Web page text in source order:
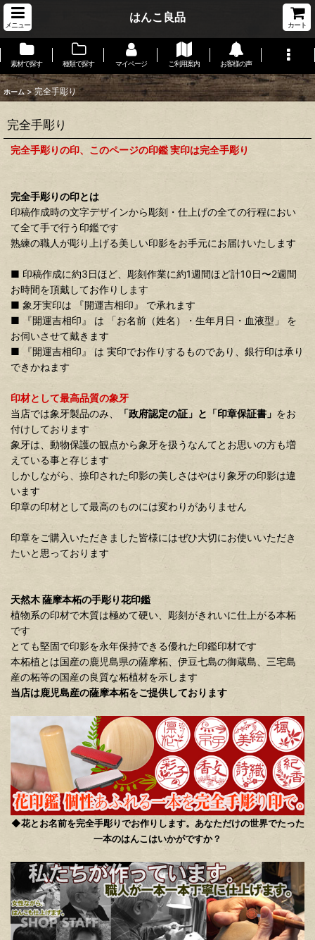
メニュー
はんこ良品
カート
素材で探す 種類で探す マイページ ご利用案内 お客様の声
ホーム > 完全手彫り
完全手彫り
完全手彫りの印、このページの印鑑 実印は完全手彫り
完全手彫りの印とは
印稿作成時の文字デザインから彫刻・仕上げの全ての行程におい
て全て手で行う印鑑です
熟練の職人が彫り上げる美しい印影をお手元にお届けいたします
■ 印稿作成に約3日ほど、彫刻作業に約1週間ほど計10日〜2週間
お時間を頂戴してお作りします
■ 象牙実印は 『開運吉相印』 で承れます
■ 『開運吉相印』 は 「お名前（姓名）・生年月日・血液型」 を
お伺いさせて戴きます
■ 『開運吉相印』 は 実印でお作りするものであり、銀行印は承り
できかねます
印材として最高品質の象牙
当店では象牙製品のみ、
「政府認定の証」と「印章保証書」 をお
付けしております
象牙は、動物保護の観点から象牙を扱うなんてとお思いの方も増
えている事と存じます
しかしながら、捺印された印影の美しさはやはり象牙の印影は違
います
印章の印材として最高のものには変わりがありません
印章をご購入いただきました皆様にはぜひ大切にお使いいただき
たいと思っております
天然木 薩摩本柘の手彫り花印鑑
植物系の印材で木質は極めて硬い、彫刻がきれいに仕上がる本柘
です
とても堅固で印影を永年保持できる優れた印鑑印材です
本柘植とは国産の鹿児島県の薩摩柘、伊豆七島の御蔵島、三宅島
産の柘等の国産の良質な柘植材を示します
当店は鹿児島産の薩摩本柘をご提供しております
◆花とお名前を完全手彫りでお作りします。あなただけの世界でたった
一本のはんこはいかがですか？